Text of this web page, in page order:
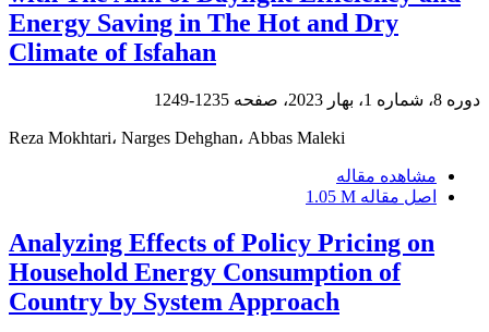
Energy Saving in The Hot and Dry
Climate of Isfahan
دوره 8، شماره 1، بهار 2023، صفحه 1235-1249
Reza Mokhtari، Narges Dehghan، Abbas Maleki
مشاهده مقاله
اصل مقاله 1.05 M
Analyzing Effects of Policy Pricing on
Household Energy Consumption of
Country by System Approach